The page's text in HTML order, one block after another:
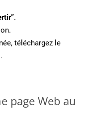
.
téléchargez le
page Web au